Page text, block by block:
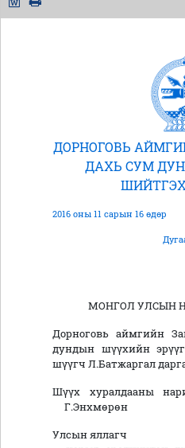
ДОРНОГОВЬ
ДАХЬ СУМ
2016 оны 11 сарын 16 өдөр
МОНГОЛ УЛСЫН
Дорноговь аймгийн
дундын шүүхийн
шүүгч Л.Батжаргал
Шүүх хуралдааны
Г.Энхмөрөн
Улсын